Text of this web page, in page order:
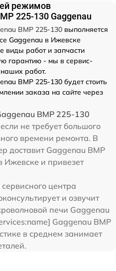
режимов
225-130 Gaggenau
BMP 225-130 выполняется
Gaggenau в Ижевске
виды работ и запчасти
гарантию - мы в сервис-
работ.
BMP 225-130 будет стоить
заказа на сайте через
BMP 225-130
не требует большого
времени ремонта. В
доставит Gaggenau BMP
Ижевске и привезет
центра
и озвучит
печи Gaggenau
Gaggenau BMP
в среднем занимает